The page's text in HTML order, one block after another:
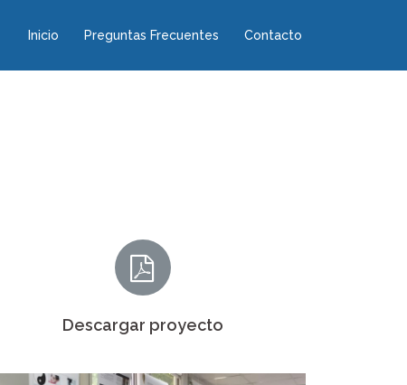
Inicio Preguntas Frecuentes Contacto
Descargar proyecto